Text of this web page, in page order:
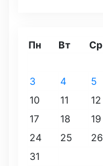
Пн Вт Ср
3
4 5
10
11 12
17
18 19
24
25 26
31